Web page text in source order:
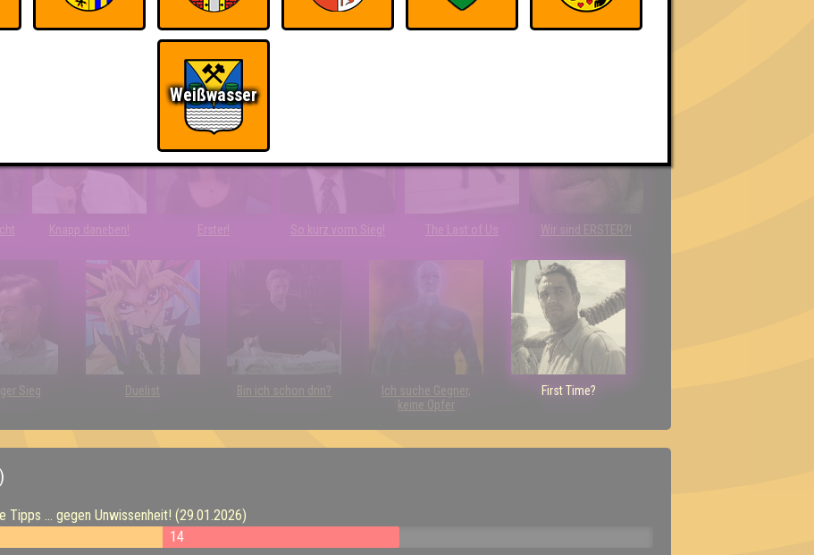
Wir sind immer bei
Euch!
Knapp daneben! Erster! So kurz vorm Sieg! The Last of Us Wir sind ERSTER?!
Sieg Duelist Bin ich schon drin?
Ich suche Gegner,
keine Opfer
First Time?
Tipps ... gegen Unwissenheit! (29.01.2026)
14
Weißwasser